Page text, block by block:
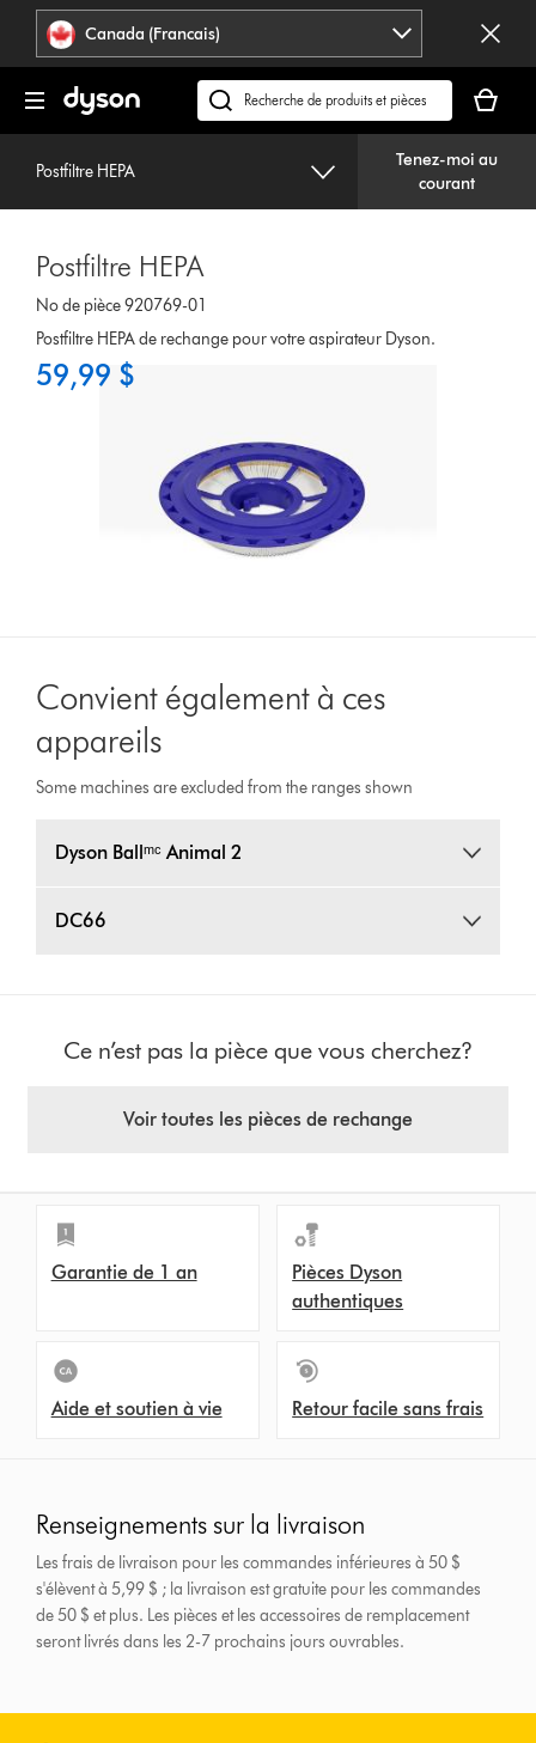
Veuillez
ou
appuyer
Déclaration
relative
à
l’accessibilité
Canada (Francais)
Recherchez
des
site
panier
est
vide.
Postfiltre HEPA
Tenez-moi au
courant
Postfiltre HEPA
No de pièce 920769-01
Postfiltre HEPA de rechange pour votre aspirateur Dyson.
59,99 $
Convient également à ces
appareils
Some machines are excluded from the ranges shown
Dyson Ballᵐᶜ Animal 2
DC66
Ce n’est pas la pièce que vous cherchez?
Voir toutes les pièces de rechange
Garantie de 1 an
Pièces Dyson
authentiques
Aide et soutien à vie Retour facile sans frais
Renseignements sur la livraison
Les frais de livraison pour les commandes inférieures à 50 $
s'élèvent à 5,99 $ ; la livraison est gratuite pour les commandes
de 50 $ et plus. Les pièces et les accessoires de remplacement
seront livrés dans les 2-7 prochains jours ouvrables.